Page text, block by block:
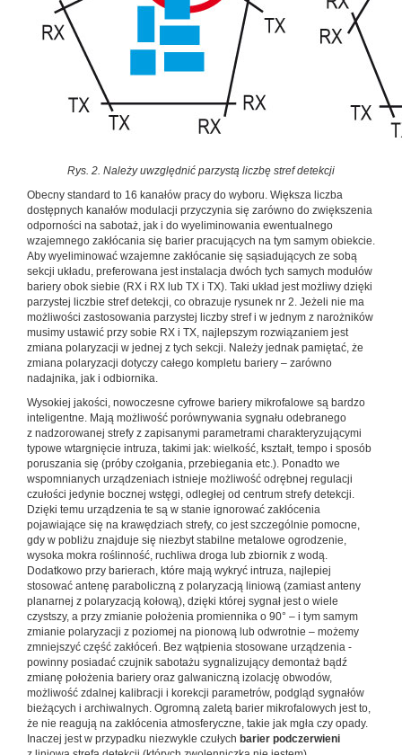
Rys. 2. Należy uwzględnić parzystą liczbę stref detekcji
Obecny standard to 16 kanałów pracy do wyboru. Większa liczba
dostępnych kanałów modulacji przyczynia się zarówno do zwiększenia
odporności na sabotaż, jak i do wyeliminowania ewentualnego
wzajemnego zakłócania się barier pracujących na tym samym obiekcie.
Aby wyeliminować wzajemne zakłócanie się sąsiadujących ze sobą
sekcji układu, preferowana jest instalacja dwóch tych samych modułów
bariery obok siebie (RX i RX lub TX i TX). Taki układ jest możliwy dzięki
parzystej liczbie stref detekcji, co obrazuje rysunek nr 2. Jeżeli nie ma
możliwości zastosowania parzystej liczby stref i w jednym z narożników
musimy ustawić przy sobie RX i TX, najlepszym rozwiązaniem jest
zmiana polaryzacji w jednej z tych sekcji. Należy jednak pamiętać, że
zmiana polaryzacji dotyczy całego kompletu bariery – zarówno
nadajnika, jak i odbiornika.
Wysokiej jakości, nowoczesne cyfrowe bariery mikrofalowe są bardzo
inteligentne. Mają możliwość porównywania sygnału odebranego
z nadzorowanej strefy z zapisanymi parametrami charakteryzującymi
typowe wtargnięcie intruza, takimi jak: wielkość, kształt, tempo i sposób
poruszania się (próby czołgania, przebiegania etc.). Ponadto we
wspomnianych urządzeniach istnieje możliwość odrębnej regulacji
czułości jedynie bocznej wstęgi, odległej od centrum strefy detekcji.
Dzięki temu urządzenia te są w stanie ignorować zakłócenia
pojawiające się na krawędziach strefy, co jest szczególnie pomocne,
gdy w pobliżu znajduje się niezbyt stabilne metalowe ogrodzenie,
wysoka mokra roślinność, ruchliwa droga lub zbiornik z wodą.
Dodatkowo przy barierach, które mają wykryć intruza, najlepiej
stosować antenę paraboliczną z polaryzacją liniową (zamiast anteny
planarnej z polaryzacją kołową), dzięki której sygnał jest o wiele
czystszy, a przy zmianie położenia promiennika o 90° – i tym samym
zmianie polaryzacji z poziomej na pionową lub odwrotnie – możemy
zmniejszyć część zakłóceń. Bez wątpienia stosowane urządzenia ­
powinny posiadać ­czujnik sabotażu sygnalizujący demontaż bądź
zmianę położenia bariery oraz galwaniczną izolację obwodów,
możliwość zdalnej kalibracji i korekcji parametrów, podgląd sygnałów
bieżących i archiwalnych. Ogromną zaletą barier mikrofalowych jest to,
że nie reagują na zakłócenia atmosferyczne, takie jak mgła czy opady.
Inaczej jest w przypadku niezwykle czułych barier podczerwieni